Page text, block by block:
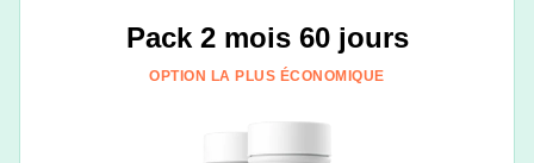
Pack 2 mois 60 jours
OPTION LA PLUS ÉCONOMIQUE